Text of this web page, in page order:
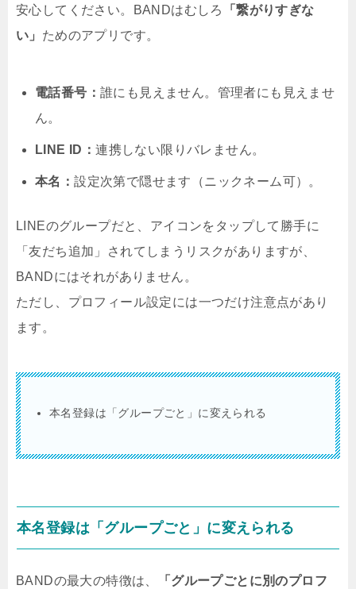
安心してください。BANDはむしろ
「繋がりすぎな
い」 ためのアプリです。
電話番号： 誰にも見えません。管理者にも見えませ
ん。
LINE ID：連携しない限りバレません。
本名：設定次第で隠せます（ニックネーム可）。
LINEのグループだと、アイコンをタップして勝手に
「友だち追加」されてしまうリスクがありますが、
BANDにはそれがありません。
ただし、プロフィール設定には一つだけ注意点があり
ます。
本名登録は「グループごと」に変えられる
本名登録は「グループごと」に変えられる
BANDの最大の特徴は、
「グループごとに別のプロフ